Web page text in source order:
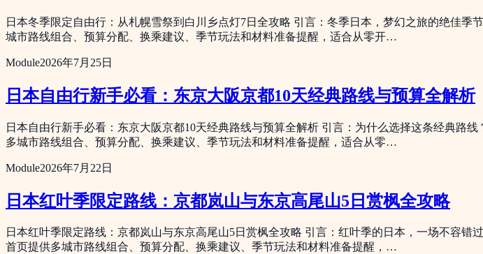
日本冬季限定自由行：从札幌雪祭到白川乡点灯7日全攻略 引言：冬季日本，梦幻之旅的绝佳
城市路线组合、预算分配、换乘建议、季节玩法和材料准备提醒，适合从零开…
Module2026年7月25日
日本自由行新手必看：东京大阪京都10天经典路线与预算全解析
日本自由行新手必看：东京大阪京都10天经典路线与预算全解析 引言：为什么选择这条经典路
多城市路线组合、预算分配、换乘建议、季节玩法和材料准备提醒，适合从零…
Module2026年7月22日
日本红叶季限定路线：京都岚山与东京高尾山5日赏枫全攻略
日本红叶季限定路线：京都岚山与东京高尾山5日赏枫全攻略 引言：红叶季的日本，一场不容
首页提供多城市路线组合、预算分配、换乘建议、季节玩法和材料准备提醒，…